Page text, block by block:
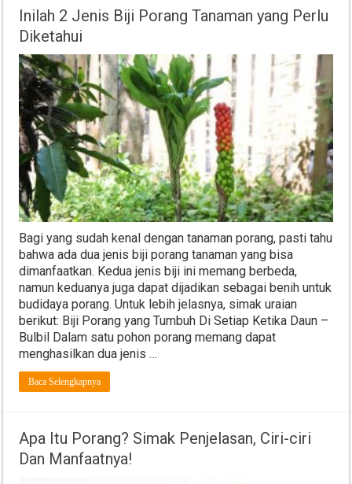
Inilah 2 Jenis Biji Porang Tanaman yang Perlu
Diketahui
Bagi yang sudah kenal dengan tanaman porang, pasti tahu
bahwa ada dua jenis biji porang tanaman yang bisa
dimanfaatkan. Kedua jenis biji ini memang berbeda,
namun keduanya juga dapat dijadikan sebagai benih untuk
budidaya porang. Untuk lebih jelasnya, simak uraian
berikut: Biji Porang yang Tumbuh Di Setiap Ketika Daun –
Bulbil Dalam satu pohon porang memang dapat
menghasilkan dua jenis …
Baca Selengkapnya
Apa Itu Porang? Simak Penjelasan, Ciri-ciri
Dan Manfaatnya!